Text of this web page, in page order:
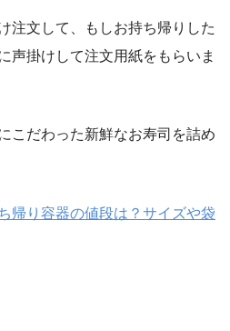
注文して、もしお持ち帰りした
声掛けして注文用紙をもらいま
こだわった新鮮なお寿司を詰め
帰り容器の値段は？サイズや袋